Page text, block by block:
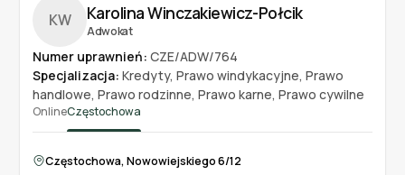
KW
Adwokat
Karolina Winczakiewicz-Połcik
Numer uprawnień: CZE/ADW/764
Specjalizacja: Kredyty, Prawo windykacyjne, Prawo
handlowe, Prawo rodzinne, Prawo karne, Prawo cywilne
OnlineCzęstochowa
Częstochowa, Nowowiejskiego 6/12